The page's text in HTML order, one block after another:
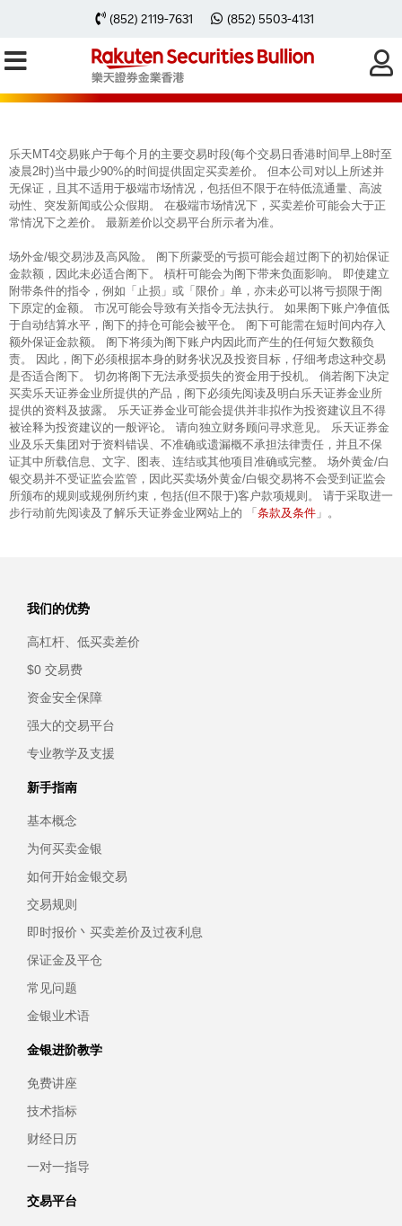
(852) 2119-7631 (852) 5503-4131
每周黃金分析 20230821
乐天MT4交易账户于每个月的主要交易时段(每个交易日香港时间早上8时至
凌晨2时)当中最少90%的时间提供固定买卖差价。 但本公司对以上所述并
无保证，且其不适用于极端市场情况，包括但不限于在特低流通量、高波
动性、突发新闻或公众假期。 在极端市场情况下，买卖差价可能会大于正
常情况下之差价。 最新差价以交易平台所示者为准。
场外金/银交易涉及高风险。 阁下所蒙受的亏损可能会超过阁下的初始保证
金款额，因此未必适合阁下。 槓杆可能会为阁下带来负面影响。 即使建立
附带条件的指令，例如「止损」或「限价」单，亦未必可以将亏损限于阁
下原定的金额。 市况可能会导致有关指令无法执行。 如果阁下账户净值低
于自动结算水平，阁下的持仓可能会被平仓。 阁下可能需在短时间内存入
额外保证金款额。 阁下将须为阁下账户内因此而产生的任何短欠数额负
责。 因此，阁下必须根据本身的财务状况及投资目标，仔细考虑这种交易
是否适合阁下。 切勿将阁下无法承受损失的资金用于投机。 倘若阁下决定
买卖乐天证券金业所提供的产品，阁下必须先阅读及明白乐天证券金业所
提供的资料及披露。 乐天证券金业可能会提供并非拟作为投资建议且不得
被诠释为投资建议的一般评论。 请向独立财务顾问寻求意见。 乐天证券金
业及乐天集团对于资料错误、不准确或遗漏概不承担法律责任，并且不保
证其中所载信息、文字、图表、连结或其他项目准确或完整。 场外黄金/白
银交易并不受证监会监管，因此买卖场外黄金/白银交易将不会受到证监会
所颁布的规则或规例所约束，包括(但不限于)客户款项规则。 请于采取进一
步行动前先阅读及了解乐天证券金业网站上的 「 条款及条件 」。
我们的优势
高杠杆、低买卖差价
$0 交易费
资金安全保障
强大的交易平台
专业教学及支援
新手指南
基本概念
为何买卖金银
如何开始金银交易
交易规则
即时报价丶买卖差价及过夜利息
保证金及平仓
常见问题
金银业术语
金银进阶教学
免费讲座
技术指标
财经日历
一对一指导
交易平台